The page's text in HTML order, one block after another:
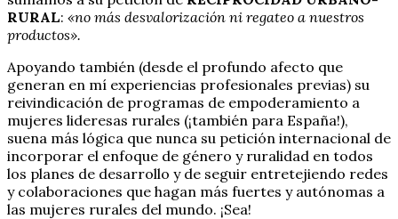
RURAL: «no más desvalorización ni regateo a nuestros
productos».
Apoyando también (desde el profundo afecto que
generan en mí experiencias profesionales previas) su
reivindicación de programas de empoderamiento a
mujeres lideresas rurales (¡también para España!),
suena más lógica que nunca su petición internacional de
incorporar el enfoque de género y ruralidad en todos
los planes de desarrollo y de seguir entretejiendo redes
y colaboraciones que hagan más fuertes y autónomas a
las mujeres rurales del mundo. ¡Sea!